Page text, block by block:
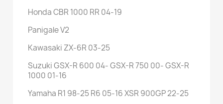
Honda CBR 1000 RR 04-19
Panigale V2
Kawasaki ZX-6R 03-25
Suzuki GSX-R 600 04- GSX-R 750 00- GSX-R
1000 01-16
Yamaha R1 98-25 R6 05-16 XSR 900GP 22-25